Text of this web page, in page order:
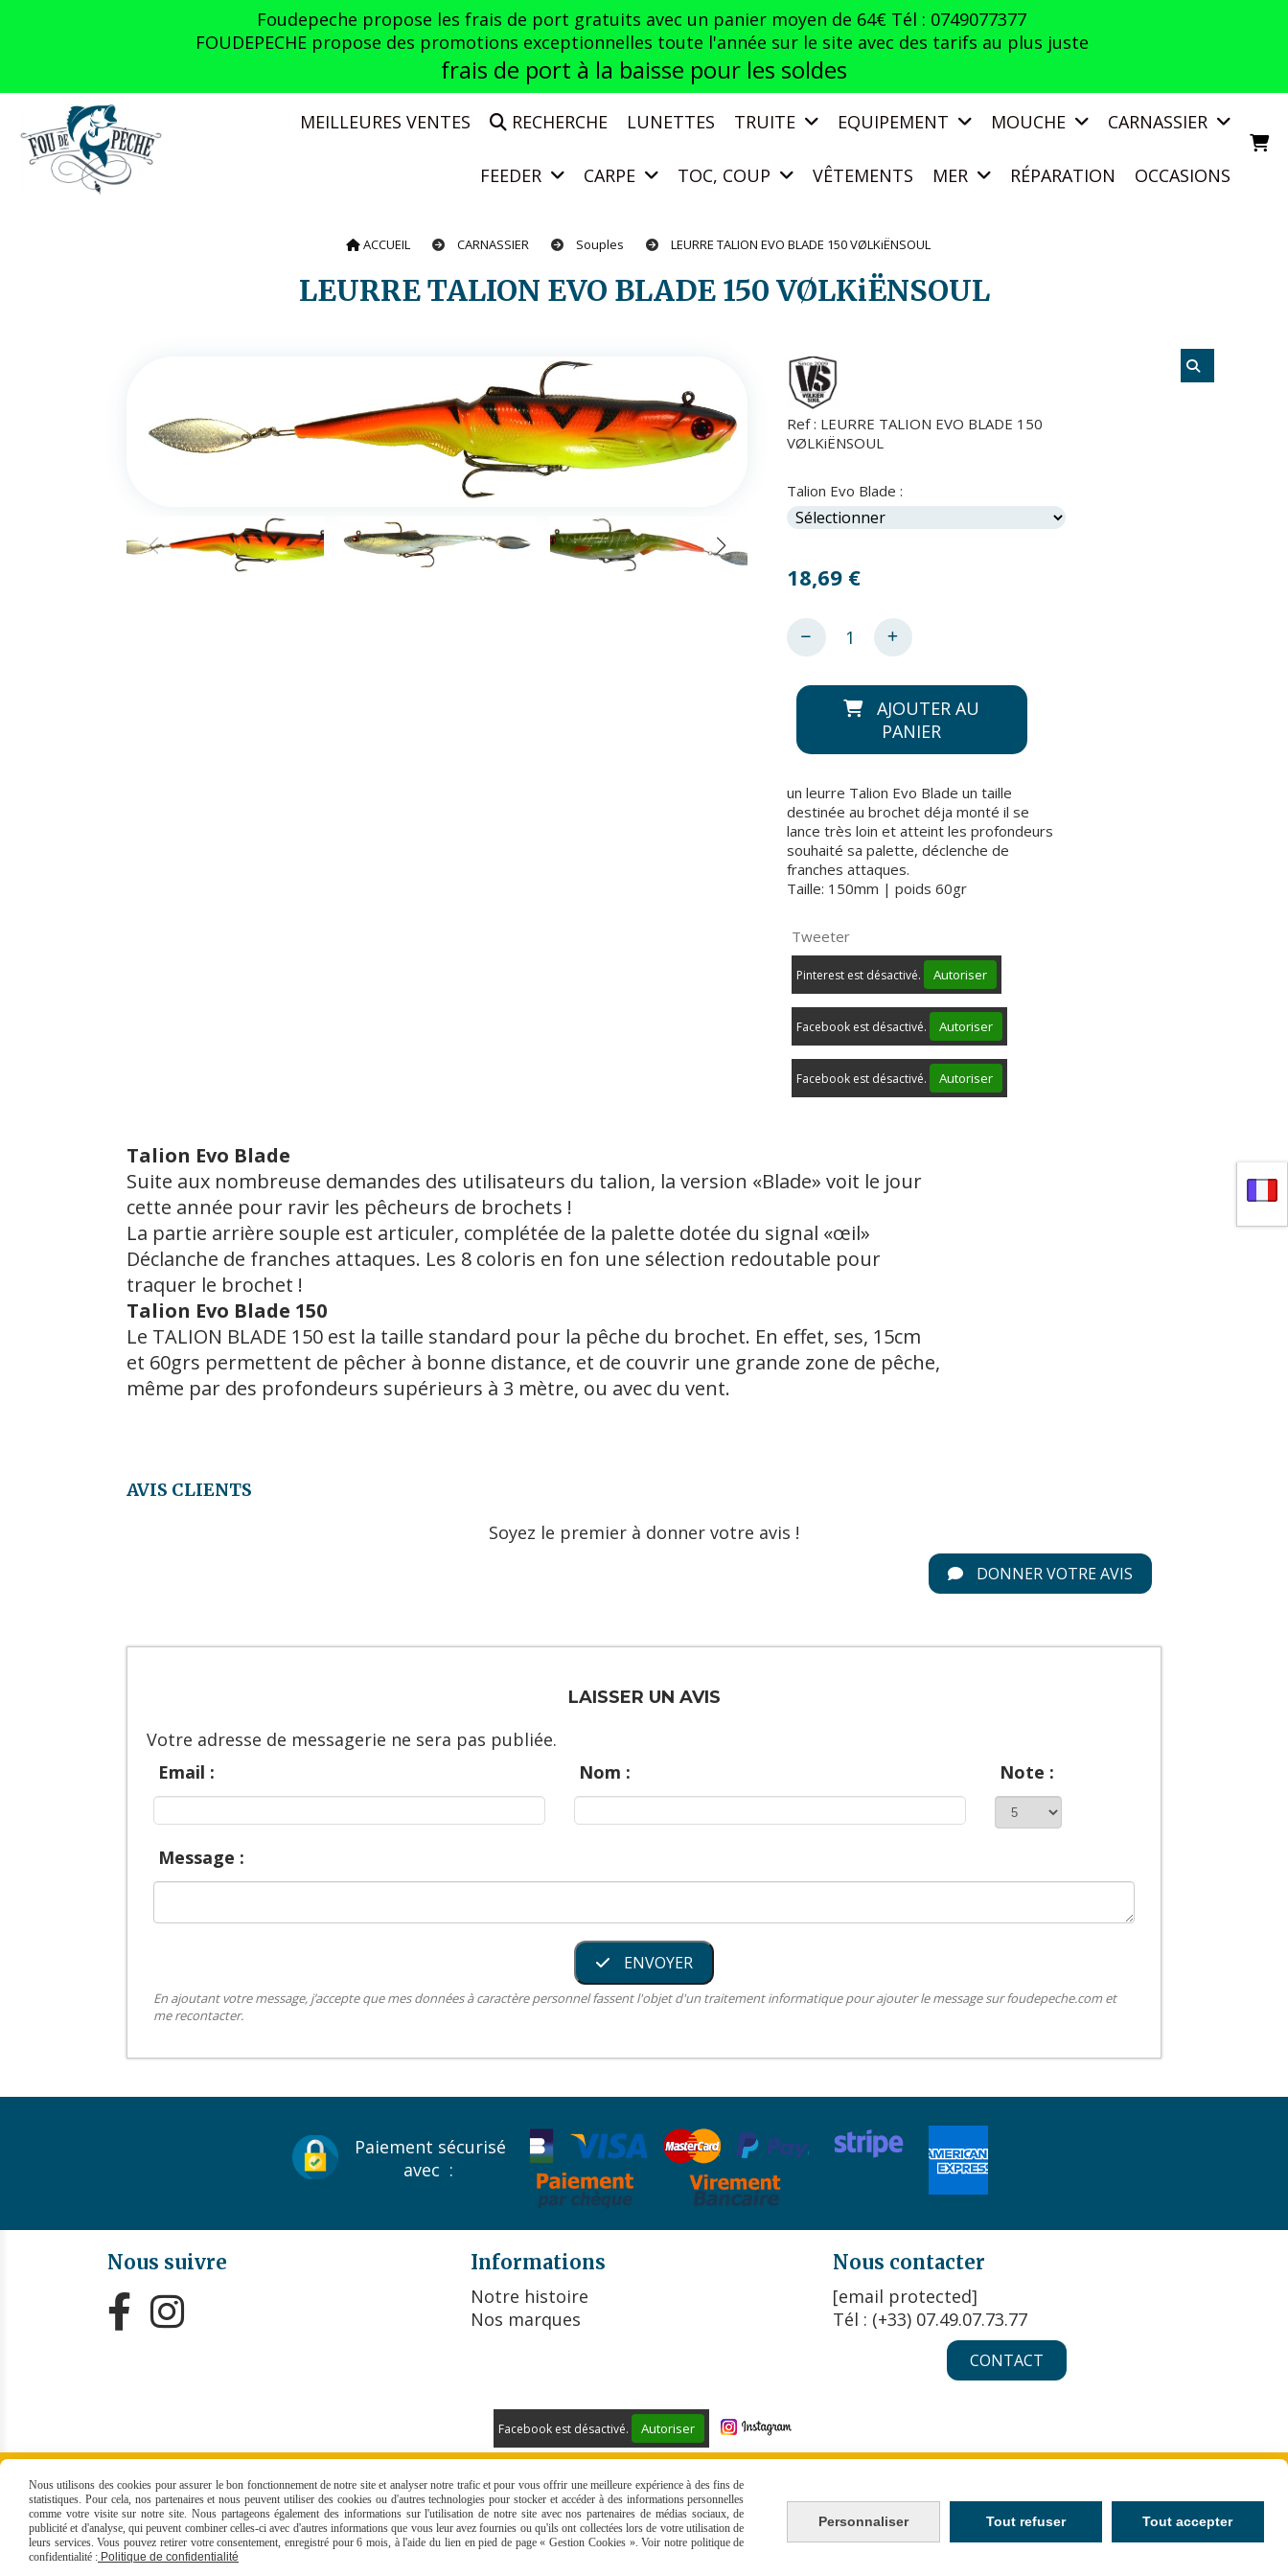
Foudepeche propose les frais de port gratuits avec un panier moyen de 64€ Tél : 0749077377
FOUDEPECHE propose des promotions exceptionnelles toute l'année sur le site avec des tarifs au plus juste
frais de port à la baisse pour les soldes
MEILLEURES VENTES RECHERCHE LUNETTES TRUITE EQUIPEMENT MOUCHE CARNASSIER
FEEDER CARPE TOC, COUP VÊTEMENTS MER RÉPARATION OCCASIONS
ACCUEIL CARNASSIER Souples LEURRE TALION EVO BLADE 150 VØLKiËNSOUL
LEURRE TALION EVO BLADE 150 VØLKiËNSOUL
Ref : LEURRE TALION EVO BLADE 150
VØLKiËNSOUL
Talion Evo Blade :
18,69€
AJOUTER AU
PANIER
un leurre Talion Evo Blade un taille
destinée au brochet déja monté il se
lance très loin et atteint les profondeurs
souhaité sa palette, déclenche de
franches attaques.
Taille: 150mm | poids 60gr
Tweeter
Pinterest est désactivé. Autoriser
Facebook est désactivé. Autoriser
Facebook est désactivé. Autoriser
Talion Evo Blade
Suite aux nombreuse demandes des utilisateurs du talion, la version «Blade» voit le jour
cette année pour ravir les pêcheurs de brochets !
La partie arrière souple est articuler, complétée de la palette dotée du signal «œil»
Déclanche de franches attaques. Les 8 coloris en fon une sélection redoutable pour
traquer le brochet !
Talion Evo Blade 150
Le TALION BLADE 150 est la taille standard pour la pêche du brochet. En effet, ses, 15cm
et 60grs permettent de pêcher à bonne distance, et de couvrir une grande zone de pêche,
même par des profondeurs supérieurs à 3 mètre, ou avec du vent.
AVIS CLIENTS
Soyez le premier à donner votre avis !
DONNER VOTRE AVIS
LAISSER UN AVIS
Votre adresse de messagerie ne sera pas publiée.
Email :
Nom : Note :
Message :
ENVOYER
En ajoutant votre message, j’accepte que mes données à caractère personnel fassent l'objet d'un traitement informatique pour ajouter le message sur foudepeche.com et
me recontacter.
Paiement sécurisé
avec :
Nous suivre
 
Informations
Notre histoire
Nos marques
Nous contacter
[email protected]
Tél : (+33) 07.49.07.73.77
CONTACT
Facebook est désactivé. Autoriser
Nous utilisons des cookies pour assurer le bon fonctionnement de notre site et analyser notre trafic et pour vous offrir une meilleure expérience à des fins de
statistiques. Pour cela, nos partenaires et nous peuvent utiliser des cookies ou d'autres technologies pour stocker et accéder à des informations personnelles
comme votre visite sur notre site. Nous partageons également des informations sur l'utilisation de notre site avec nos partenaires de médias sociaux, de
publicité et d'analyse, qui peuvent combiner celles-ci avec d'autres informations que vous leur avez fournies ou qu'ils ont collectées lors de votre utilisation de
leurs services. Vous pouvez retirer votre consentement, enregistré pour 6 mois, à l'aide du lien en pied de page « Gestion Cookies ». Voir notre politique de
confidentialité : Politique de confidentialité
Personnaliser Tout refuser Tout accepter